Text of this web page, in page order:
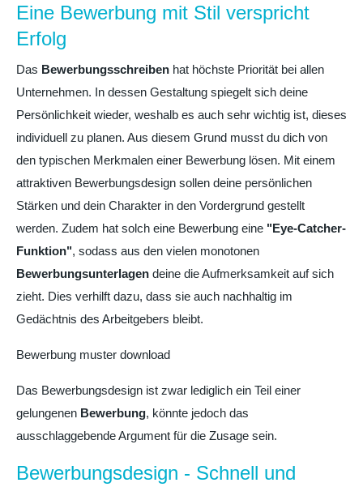
Eine Bewerbung mit Stil verspricht
Erfolg
Das Bewerbungsschreiben hat höchste Priorität bei allen
Unternehmen. In dessen Gestaltung spiegelt sich deine
Persönlichkeit wieder, weshalb es auch sehr wichtig ist, dieses
individuell zu planen. Aus diesem Grund musst du dich von
den typischen Merkmalen einer Bewerbung lösen. Mit einem
attraktiven Bewerbungsdesign sollen deine persönlichen
Stärken und dein Charakter in den Vordergrund gestellt
werden. Zudem hat solch eine Bewerbung eine "Eye-Catcher-
Funktion", sodass aus den vielen monotonen
Bewerbungsunterlagen deine die Aufmerksamkeit auf sich
zieht. Dies verhilft dazu, dass sie auch nachhaltig im
Gedächtnis des Arbeitgebers bleibt.
Bewerbung muster download
Das Bewerbungsdesign ist zwar lediglich ein Teil einer
gelungenen Bewerbung, könnte jedoch das
ausschlaggebende Argument für die Zusage sein.
Bewerbungsdesign - Schnell und